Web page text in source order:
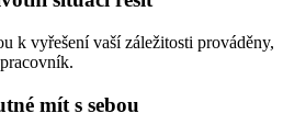
k vyřešení vaší záležitosti prováděny,
mít s sebou